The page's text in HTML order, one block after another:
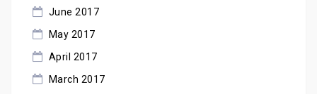
June 2017
May 2017
April 2017
March 2017